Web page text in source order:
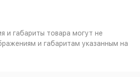
и габариты товара могут не
и габаритам указанным на